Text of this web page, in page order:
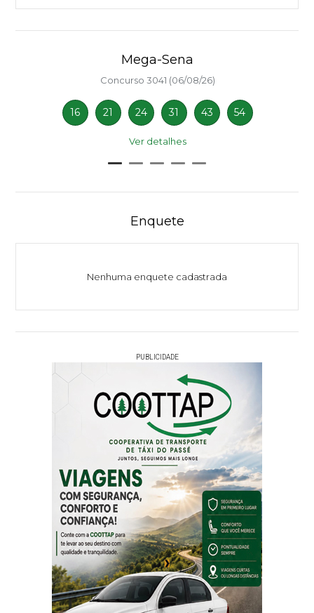
Mega-Sena
Concurso 3041 (06/08/26)
16 21 24 31 43 54
Ver detalhes
Enquete
Nenhuma enquete cadastrada
PUBLICIDADE